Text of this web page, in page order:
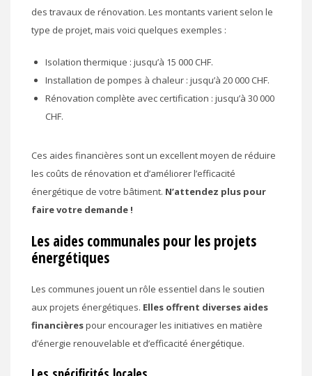
des travaux de rénovation. Les montants varient selon le
type de projet, mais voici quelques exemples :
Isolation thermique : jusqu’à 15 000 CHF.
Installation de pompes à chaleur : jusqu’à 20 000 CHF.
Rénovation complète avec certification : jusqu’à 30 000
CHF.
Ces aides financières sont un excellent moyen de réduire
les coûts de rénovation et d’améliorer l’efficacité
énergétique de votre bâtiment. N’attendez plus pour
faire votre demande !
Les aides communales pour les projets
énergétiques
Les communes jouent un rôle essentiel dans le soutien
aux projets énergétiques. Elles offrent diverses aides
financièrespour encourager les initiatives en matière
d’énergie renouvelable et d’efficacité énergétique.